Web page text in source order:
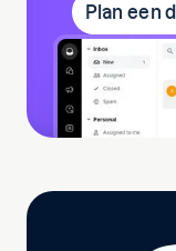
Plan een